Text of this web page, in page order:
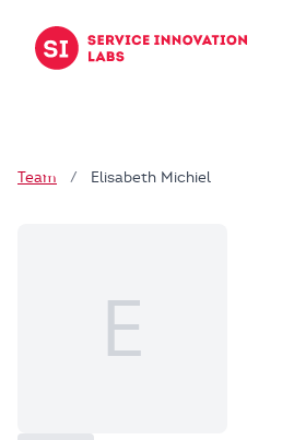
Team / Elisabeth Michiel
E